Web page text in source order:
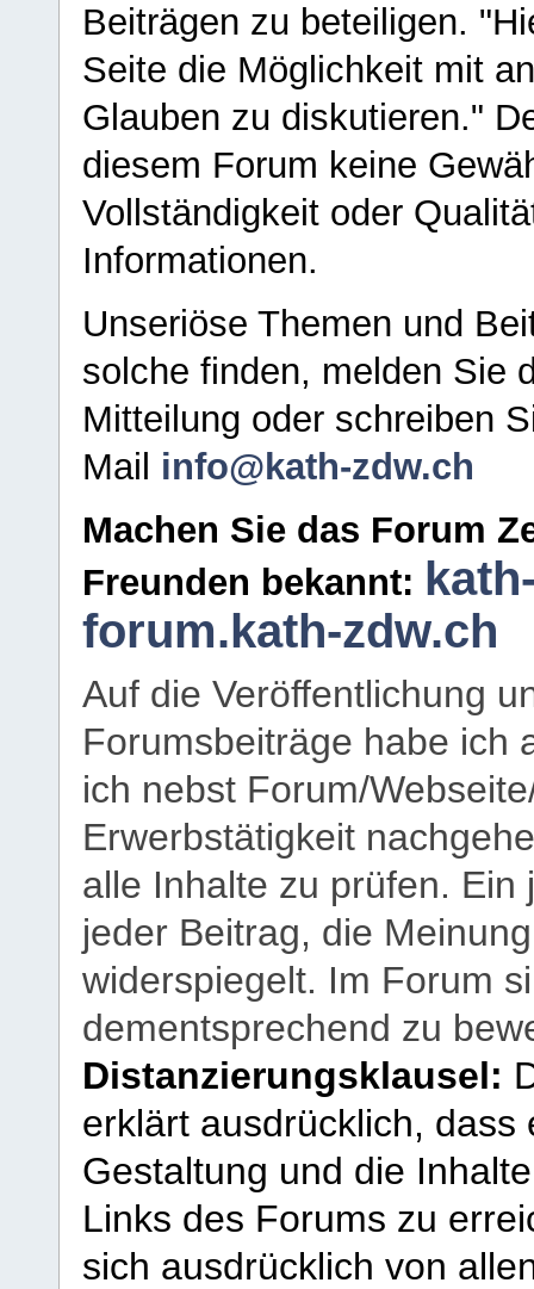
Beiträgen zu beteiligen.
Seite die Möglichkeit mit
Glauben zu diskutieren."
diesem Forum keine
Vollständigkeit oder
Informationen.
Unseriöse Themen und
solche finden, melden Sie
Mitteilung oder schreiben
Mail info@kath-zdw.ch
Machen Sie das Forum
Freunden bekannt:
forum.kath-zdw.ch
Auf die Veröffentlichung
Forumsbeiträge habe ich
ich nebst Forum/
Erwerbstätigkeit
alle Inhalte zu prüfen.
jeder Beitrag, die
widerspiegelt. Im Forum
dementsprechend zu
Distanzierungsklausel:
erklärt ausdrücklich,
Gestaltung und die
Links des Forums zu
sich ausdrücklich von